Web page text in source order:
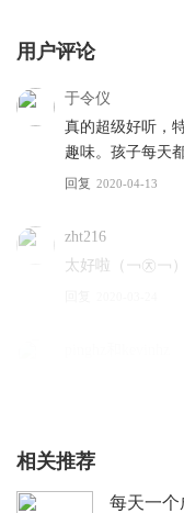
用户评论
于令仪
真的超级好听，
趣味。孩子每天
回复 2020-04-13
zht216
太好啦（￢㉨￢
好好好！好好好
他们并不知道
成语故事讲得很
相关推荐
每天一个